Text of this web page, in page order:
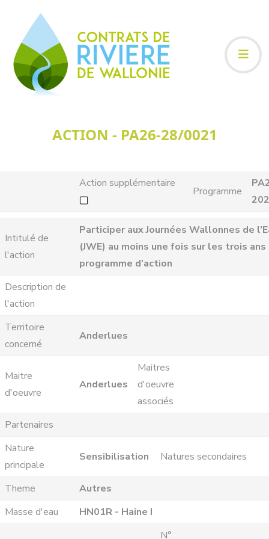
ACTION - PA26-28/0021
Action supplémentaire
Programme
Intitulé de
l'action
Participer aux Journées Wallonnes de
(JWE) au moins une fois sur les trois ans
programme d’action
Description de
l'action
Territoire
concerné
Anderlues
Maitre
d'oeuvre
Anderlues
Maitres
d'oeuvre
associés
Partenaires
Nature
principale
Sensibilisation Natures secondaires
Theme
Autres
Masse d'eau
HN01R - Haine I
N°